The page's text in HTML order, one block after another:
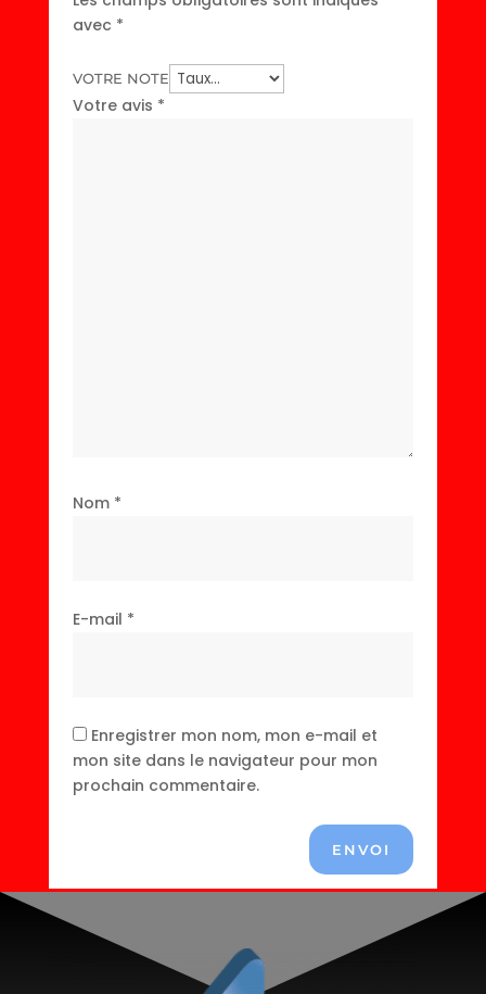
avec *
VOTRE NOTE
Votre avis *
Nom *
E-mail *
Enregistrer mon nom, mon e-mail et
mon site dans le navigateur pour mon
prochain commentaire.
ENVOI